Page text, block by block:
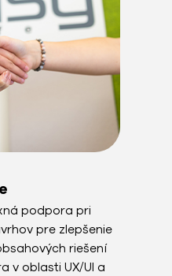
podpora pri
pre zlepšenie
riešení
v oblasti UX/UI a